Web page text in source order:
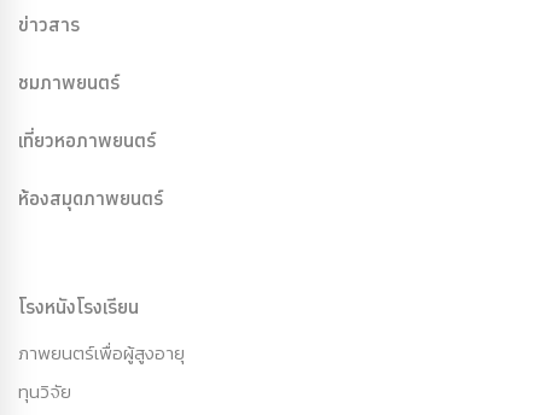
ข่าวสาร
ชมภาพยนตร์
เที่ยวหอภาพยนตร์
ห้องสมุดภาพยนตร์
โรงหนังโรงเรียน
ภาพยนตร์เพื่อผู้สูงอายุ
ทุนวิจัย